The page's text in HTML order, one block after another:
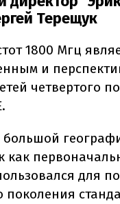
Терещук
1800 Мгц
и
четвертого
большой
как
для
поколения